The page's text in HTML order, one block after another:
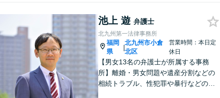
池上 遊 弁護士
北九州第一法律事務所
福岡
県
|
北九州市小倉
北区
営業時間：本日定
休日
【男女13名の弁護士が所属する事務
所】離婚・男女問題や遺産分割などの
相続トラブル、性犯罪や暴行などの刑